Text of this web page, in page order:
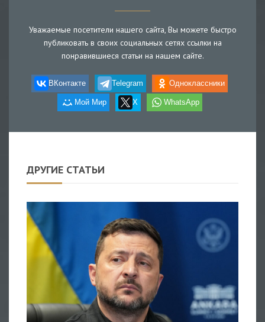
Уважаемые посетители нашего сайта, Вы можете быстро
публиковать в своих социальных сетях ссылки на
понравившиеся статьи на нашем сайте.
ВКонтакте Telegram Одноклассники
Мой Мир X WhatsApp
ДРУГИЕ СТАТЬИ